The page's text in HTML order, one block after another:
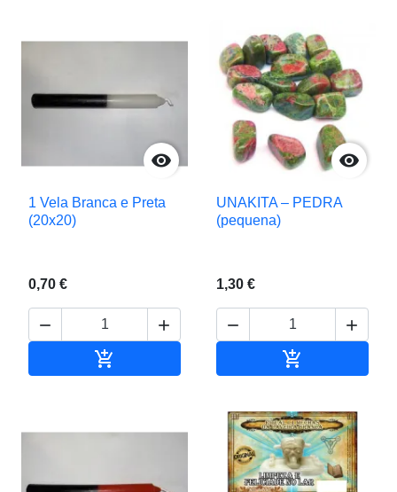

1 Vela Branca e Preta
(20x20)
0,70 €
 


UNAKITA – PEDRA
(pequena)
1,30 €
 
